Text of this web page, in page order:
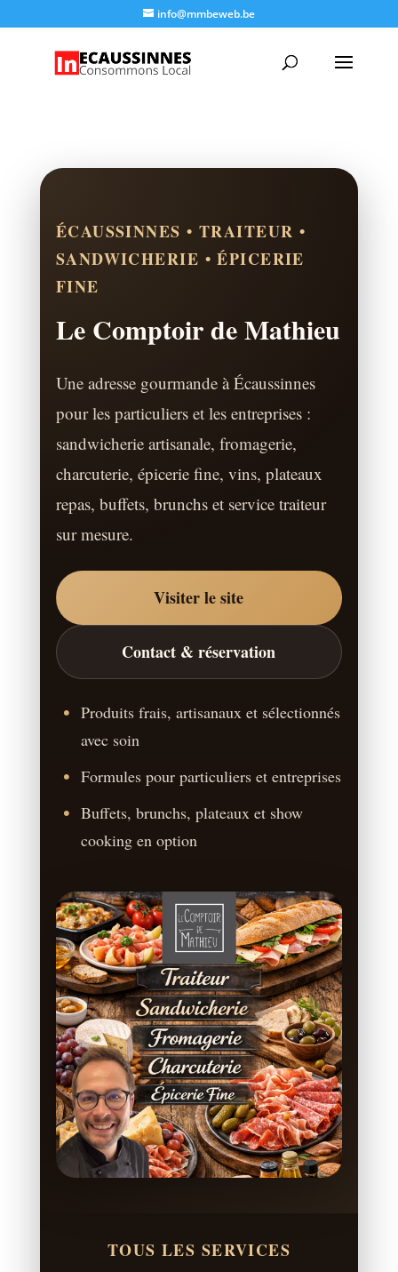
info@mmbeweb.be
ÉCAUSSINNES • TRAITEUR •
SANDWICHERIE • ÉPICERIE
FINE
Le Comptoir de Mathieu
Une adresse gourmande à Écaussinnes
pour les particuliers et les entreprises :
sandwicherie artisanale, fromagerie,
charcuterie, épicerie fine, vins, plateaux
repas, buffets, brunchs et service traiteur
sur mesure.
Visiter le site
Contact & réservation
Produits frais, artisanaux et sélectionnés
avec soin
Formules pour particuliers et entreprises
Buffets, brunchs, plateaux et show
cooking en option
TOUS LES SERVICES